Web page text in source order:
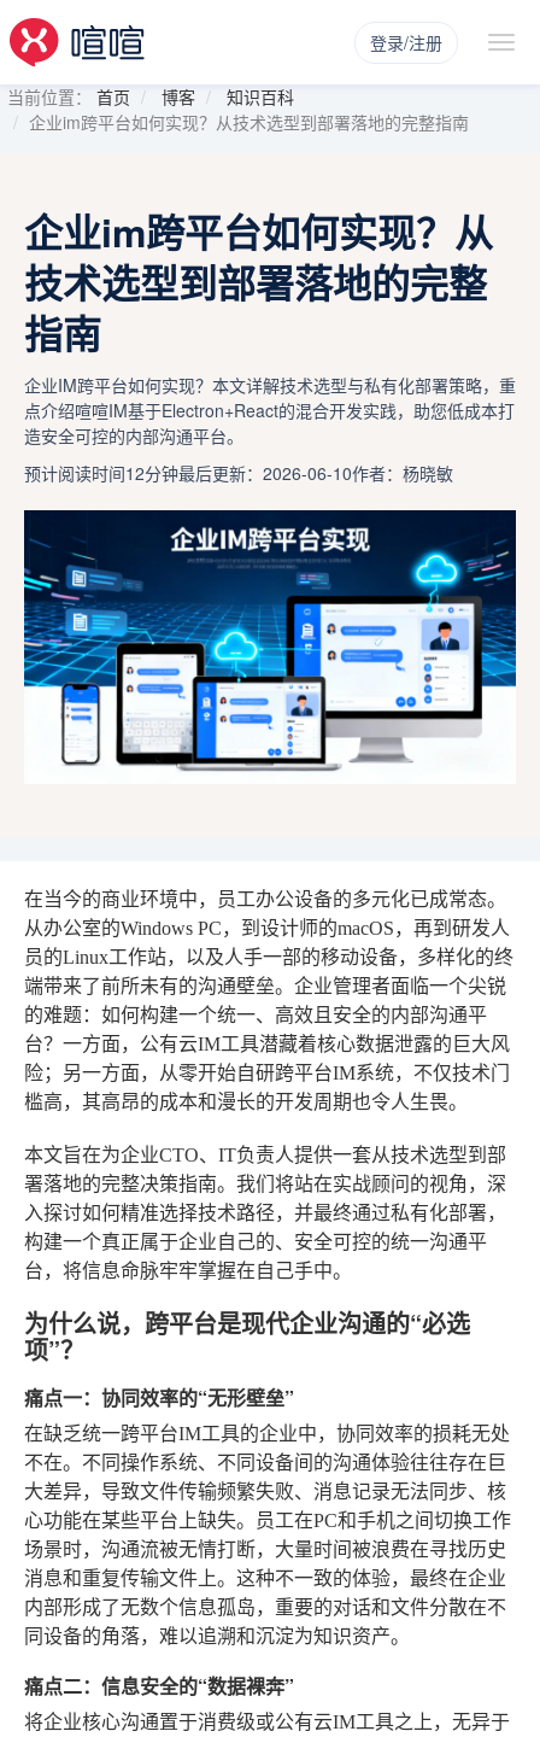
登录/注册
当前位置： 首页 博客
知识百科
企业im跨平台如何实现？从技术选型到部署落地的完整指南
企业im跨平台如何实现？从
技术选型到部署落地的完整
指南
企业IM跨平台如何实现？本文详解技术选型与私有化部署策略，重
点介绍喧喧IM基于Electron+React的混合开发实践，助您低成本打
造安全可控的内部沟通平台。
预计阅读时间12分钟最后更新：2026-06-10作者：杨晓敏
在当今的商业环境中，员工办公设备的多元化已成常态。
从办公室的Windows PC，到设计师的macOS，再到研发人
员的Linux工作站，以及人手一部的移动设备，多样化的终
端带来了前所未有的沟通壁垒。企业管理者面临一个尖锐
的难题：如何构建一个统一、高效且安全的内部沟通平
台？一方面，公有云IM工具潜藏着核心数据泄露的巨大风
险；另一方面，从零开始自研跨平台IM系统，不仅技术门
槛高，其高昂的成本和漫长的开发周期也令人生畏。
本文旨在为企业CTO、IT负责人提供一套从技术选型到部
署落地的完整决策指南。我们将站在实战顾问的视角，深
入探讨如何精准选择技术路径，并最终通过私有化部署，
构建一个真正属于企业自己的、安全可控的统一沟通平
台，将信息命脉牢牢掌握在自己手中。
为什么说，跨平台是现代企业沟通的“必选
项”？
痛点一：协同效率的“无形壁垒”
在缺乏统一跨平台IM工具的企业中，协同效率的损耗无处
不在。不同操作系统、不同设备间的沟通体验往往存在巨
大差异，导致文件传输频繁失败、消息记录无法同步、核
心功能在某些平台上缺失。员工在PC和手机之间切换工作
场景时，沟通流被无情打断，大量时间被浪费在寻找历史
消息和重复传输文件上。这种不一致的体验，最终在企业
内部形成了无数个信息孤岛，重要的对话和文件分散在不
同设备的角落，难以追溯和沉淀为知识资产。
痛点二：信息安全的“数据裸奔”
将企业核心沟通置于消费级或公有云IM工具之上，无异于